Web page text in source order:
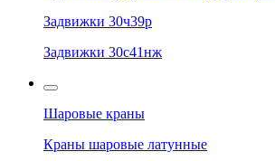
Задвижки 30ч39р
Задвижки 30с41нж
Шаровые краны
Краны шаровые латунные